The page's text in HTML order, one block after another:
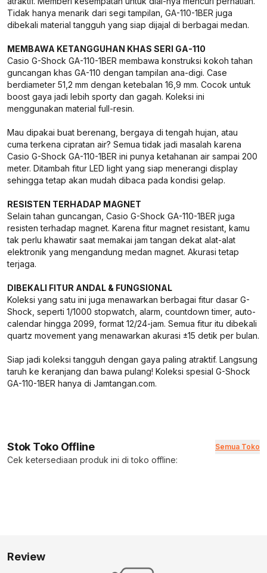
Tidak hanya menarik dari segi tampilan, GA-110-1BER juga
dibekali material tangguh yang siap dijajal di berbagai medan.
MEMBAWA KETANGGUHAN KHAS SERI GA-110
Casio G-Shock GA-110-1BER membawa konstruksi kokoh tahan
guncangan khas GA-110 dengan tampilan ana-digi. Case
berdiameter 51,2 mm dengan ketebalan 16,9 mm. Cocok untuk
boost gaya jadi lebih sporty dan gagah. Koleksi ini
menggunakan material full-resin.
Mau dipakai buat berenang, bergaya di tengah hujan, atau
cuma terkena cipratan air? Semua tidak jadi masalah karena
Casio G-Shock GA-110-1BER ini punya ketahanan air sampai 200
meter. Ditambah fitur LED light yang siap menerangi display
sehingga tetap akan mudah dibaca pada kondisi gelap.
RESISTEN TERHADAP MAGNET
Selain tahan guncangan, Casio G-Shock GA-110-1BER juga
resisten terhadap magnet. Karena fitur magnet resistant, kamu
tak perlu khawatir saat memakai jam tangan dekat alat-alat
elektronik yang mengandung medan magnet. Akurasi tetap
terjaga.
DIBEKALI FITUR ANDAL & FUNGSIONAL
Koleksi yang satu ini juga menawarkan berbagai fitur dasar G-
Shock, seperti 1/1000 stopwatch, alarm, countdown timer, auto-
calendar hingga 2099, format 12/24-jam. Semua fitur itu dibekali
quartz movement yang menawarkan akurasi ±15 detik per bulan.
Siap jadi koleksi tangguh dengan gaya paling atraktif. Langsung
taruh ke keranjang dan bawa pulang! Koleksi spesial G-Shock
GA-110-1BER hanya di Jamtangan.com.
Stok Toko Offline Semua Toko
Cek ketersediaan produk ini di toko offline:
Review